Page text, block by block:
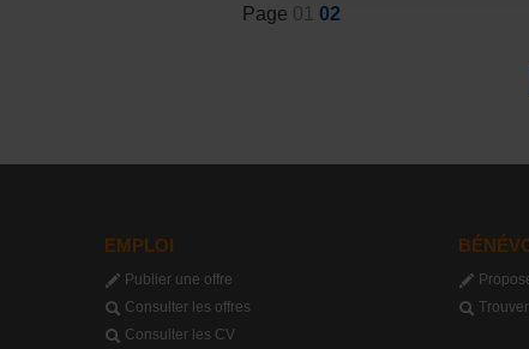
Page 01 02
EMPLOI
Publier une offre
Consulter les offres
Consulter les CV